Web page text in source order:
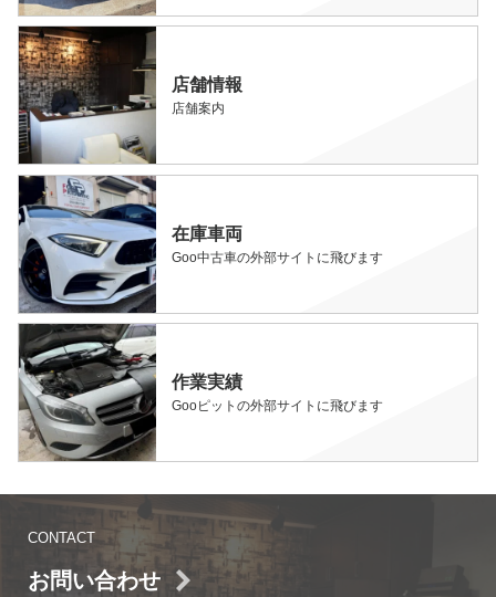
店舗情報
店舗案内
在庫車両
Goo中古車の外部サイトに飛びます
作業実績
Gooピットの外部サイトに飛びます
CONTACT
お問い合わせ